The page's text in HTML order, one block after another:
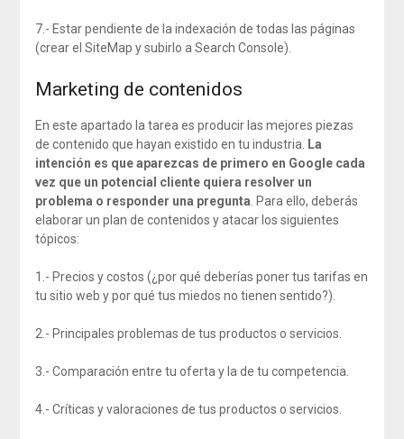
7.- Estar pendiente de la indexación de todas las páginas
(crear el SiteMap y subirlo a Search Console).
Marketing de contenidos
En este apartado la tarea es producir las mejores piezas
de contenido que hayan existido en tu industria. La
intención es que aparezcas de primero en Google cada
vez que un potencial cliente quiera resolver un
problema o responder una pregunta. Para ello, deberás
elaborar un plan de contenidos y atacar los siguientes
tópicos:
1.- Precios y costos (¿por qué deberías poner tus tarifas en
tu sitio web y por qué tus miedos no tienen sentido?).
2.- Principales problemas de tus productos o servicios.
3.- Comparación entre tu oferta y la de tu competencia.
4.- Críticas y valoraciones de tus productos o servicios.